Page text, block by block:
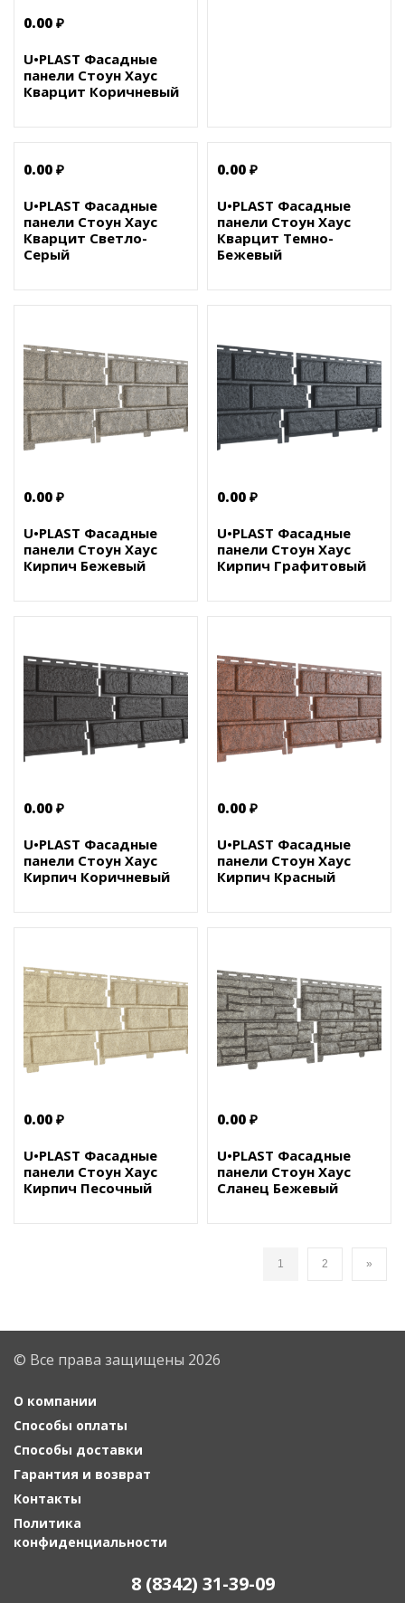
0.00 ₽
U•PLAST Фасадные
панели Стоун Хаус
Кварцит Коричневый
0.00 ₽
U•PLAST Фасадные
панели Стоун Хаус
Кварцит Светло-
Серый
0.00 ₽
U•PLAST Фасадные
панели Стоун Хаус
Кварцит Темно-
Бежевый
0.00 ₽
U•PLAST Фасадные
панели Стоун Хаус
Кирпич Бежевый
0.00 ₽
U•PLAST Фасадные
панели Стоун Хаус
Кирпич Графитовый
0.00 ₽
U•PLAST Фасадные
панели Стоун Хаус
Кирпич Коричневый
0.00 ₽
U•PLAST Фасадные
панели Стоун Хаус
Кирпич Красный
0.00 ₽
U•PLAST Фасадные
панели Стоун Хаус
Кирпич Песочный
0.00 ₽
U•PLAST Фасадные
панели Стоун Хаус
Сланец Бежевый
1 2 »
© Все права защищены 2026
О компании
Способы оплаты
Способы доставки
Гарантия и возврат
Контакты
Политика
конфиденциальности
8 (8342) 31-39-09